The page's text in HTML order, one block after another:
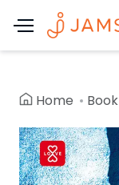
Home Book